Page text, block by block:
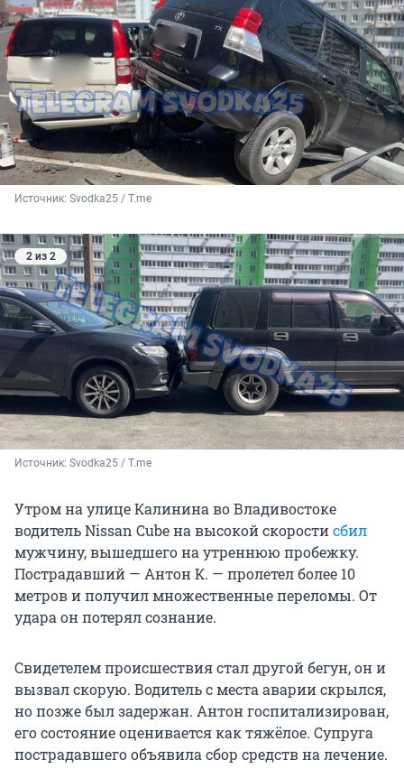
Источник: Svodka25 / T.me
2 из 2
Источник: Svodka25 / T.me
Утром на улице Калинина во Владивостоке
водитель Nissan Cube на высокой скоростисбил
мужчину, вышедшего на утреннюю пробежку.
Пострадавший — Антон К. — пролетел более 10
метров и получил множественные переломы. От
удара он потерял сознание.
Свидетелем происшествия стал другой бегун, он и
вызвал скорую. Водитель с места аварии скрылся,
но позже был задержан. Антон госпитализирован,
его состояние оценивается как тяжёлое. Супруга
пострадавшего объявила сбор средств на лечение.